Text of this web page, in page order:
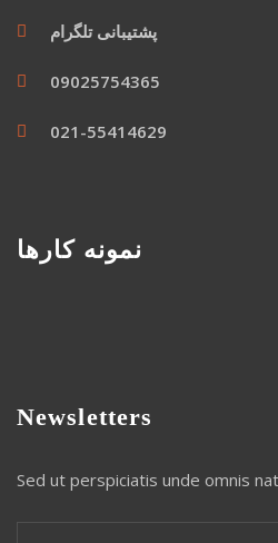
پشتیبانی تلگرام
09025754365
021-55414629
نمونه کارها
Newsletters
Sed ut perspiciatis unde omnis